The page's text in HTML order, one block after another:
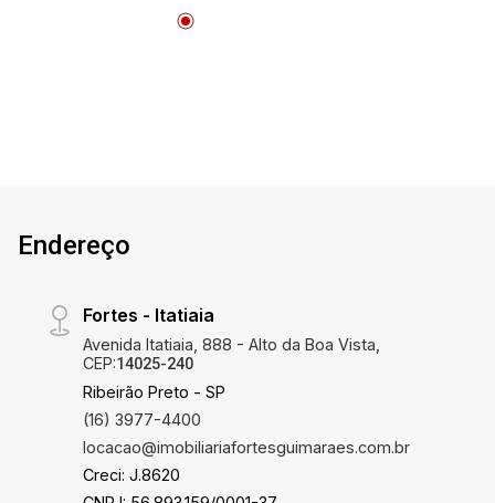
do Centro de Ribeirão Preto. Localizado a
Endereço
Fortes - Itatiaia
Avenida Itatiaia, 888 - Alto da Boa Vista,
CEP:14025-240
Ribeirão Preto - SP
(16) 3977-4400
locacao@imobiliariafortesguimaraes.com.br
Creci: J.8620